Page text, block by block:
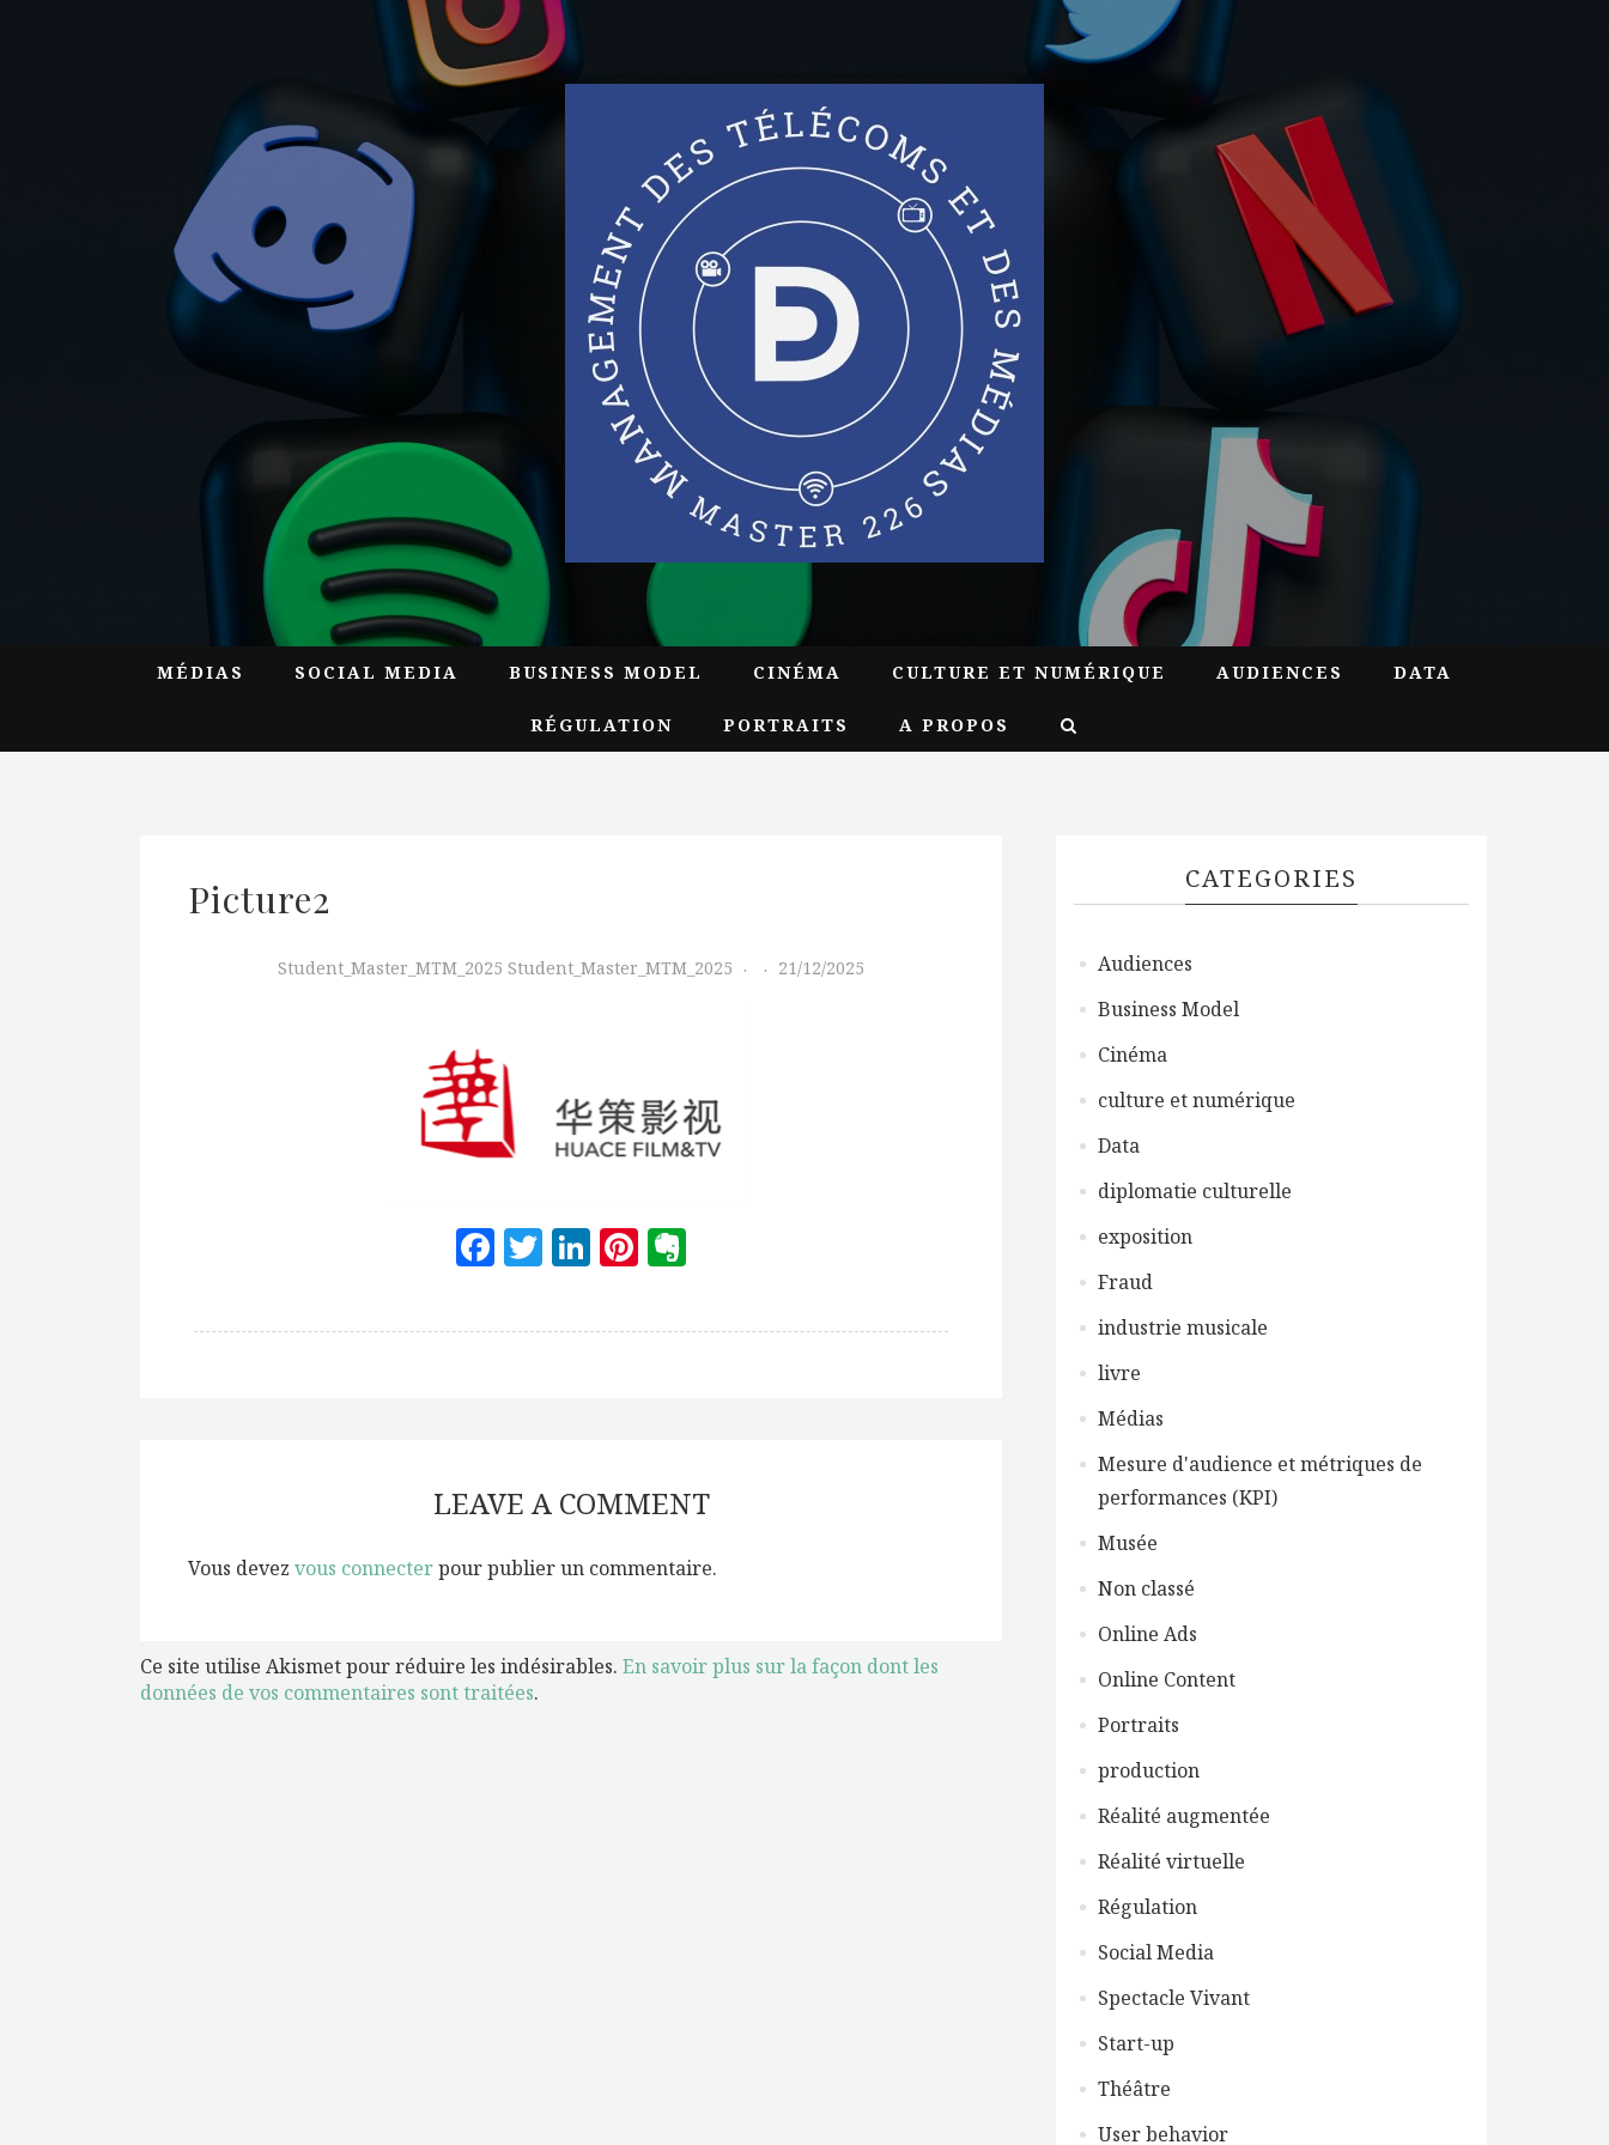
MÉDIAS SOCIAL MEDIA BUSINESS MODEL CINÉMA CULTURE ET NUMÉRIQUE AUDIENCES DATA
RÉGULATION PORTRAITS A PROPOS
Picture2
Student_Master_MTM_2025 Student_Master_MTM_2025 21/12/2025
Facebook
Twitter
LinkedIn
Pinterest
LEAVE A COMMENT
Vous devez vous connecterpour publier un commentaire.
Ce site utilise Akismet pour réduire les indésirables. En savoir plus sur la façon dont les
données de vos commentaires sont traitées.
CATEGORIES
Audiences
Business Model
Cinéma
culture et numérique
Data
diplomatie culturelle
exposition
Fraud
industrie musicale
livre
Médias
Mesure d'audience et métriques de
performances (KPI)
Musée
Non classé
Online Ads
Online Content
Portraits
production
Réalité augmentée
Réalité virtuelle
Régulation
Social Media
Spectacle Vivant
Start-up
Théâtre
User behavior